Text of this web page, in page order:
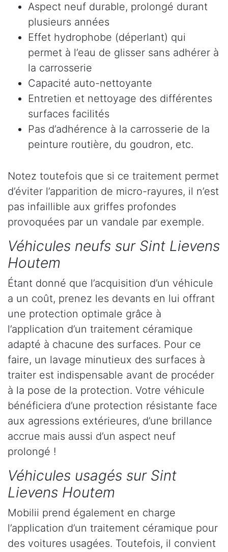
Aspect neuf durable, prolongé durant
plusieurs années
Effet hydrophobe (déperlant) qui
permet à l’eau de glisser sans adhérer à
la carrosserie
Capacité auto-nettoyante
Entretien et nettoyage des différentes
surfaces facilités
Pas d’adhérence à la carrosserie de la
peinture routière, du goudron, etc.
Notez toutefois que si ce traitement permet
d’éviter l’apparition de micro-rayures, il n’est
pas infaillible aux griffes profondes
provoquées par un vandale par exemple.
Véhicules neufs sur Sint Lievens
Houtem
Étant donné que l’acquisition d’un véhicule
a un coût, prenez les devants en lui offrant
une protection optimale grâce à
l’application d’un traitement céramique
adapté à chacune des surfaces. Pour ce
faire, un lavage minutieux des surfaces à
traiter est indispensable avant de procéder
à la pose de la protection. Votre véhicule
bénéficiera d’une protection résistante face
aux agressions extérieures, d’une brillance
accrue mais aussi d’un aspect neuf
prolongé !
Véhicules usagés sur Sint
Lievens Houtem
Mobilii prend également en charge
l’application d’un traitement céramique pour
des voitures usagées. Toutefois, il convient